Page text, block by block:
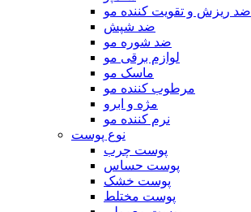
ضد ریزش و تقویت کننده مو
ضد شپش
ضد شوره مو
لوازم برقی مو
ماسک مو
مرطوب کننده مو
مژه و ابرو
نرم کننده مو
نوع پوست
پوست چرب
پوست حساس
پوست خشک
پوست مختلط